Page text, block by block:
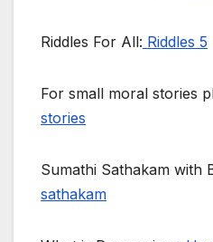
Riddles For All: Riddles 5
For small moral stories
stories
Sumathi Sathakam with
sathakam